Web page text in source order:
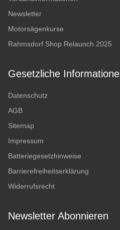
Newsletter
Motorsägenkurse
Rahmsdorf Shop Relaunch 2025
Gesetzliche
Datenschutz
AGB
Sitemap
Impressum
Batteriegesetzhinweise
Barrierefreiheitserklärung
Widerrufsrecht
Newsletter Abonnieren